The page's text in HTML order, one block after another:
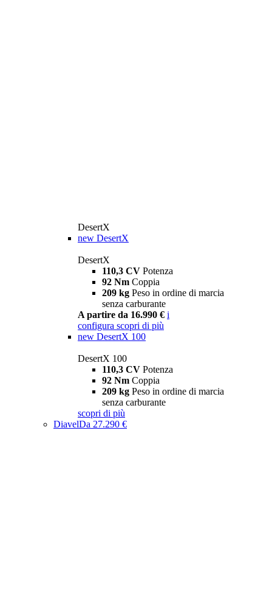
DesertX
new DesertX
DesertX
110,3 CV Potenza
92 Nm Coppia
209 kg Peso in ordine di marcia
senza carburante
A partire da 16.990 € i
configura scopri di più
new DesertX 100
DesertX 100
110,3 CV Potenza
92 Nm Coppia
209 kg Peso in ordine di marcia
senza carburante
scopri di più
DiavelDa 27.290 €